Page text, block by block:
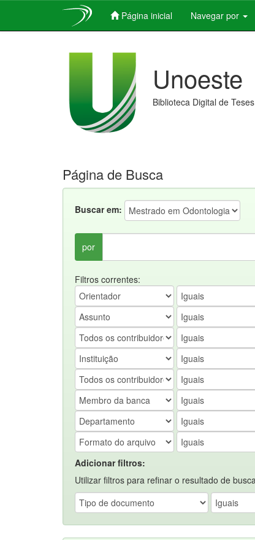
Página inicial Navegar por
Unoeste
Biblioteca Digital de
Página de Busca
Buscar em:
por
Filtros correntes:
Adicionar filtros:
Utilizar filtros para refinar o resultado de